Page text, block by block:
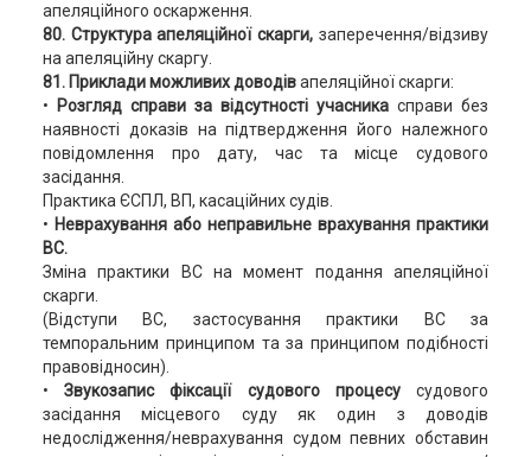
апеляційного оскарження.
80. Структура апеляційної скарги,заперечення/відзиву
на апеляційну скаргу.
81. Приклади можливих доводівапеляційної скарги:
•
Розгляд справи за відсутності учасника справи без
наявності доказів на підтвердження його належного
повідомлення про дату, час та місце судового
засідання.
Практика ЄСПЛ, ВП, касаційних судів.
• Неврахування або неправильне врахування практики
ВС.
Зміна практики ВС на момент подання апеляційної
скарги.
(Відступи ВС, застосування практики ВС за
темпоральним принципом та за принципом подібності
правовідносин).
•Звукозапис фіксації судового процесусудового
засідання місцевого суду як один з доводів
недослідження/неврахування судом певних обставин